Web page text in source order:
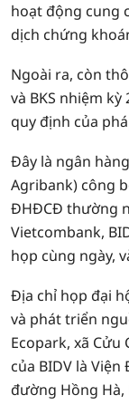
hoạt động cung
dịch chứng
Ngoài ra, còn
và BKS nhiệm
quy định của
Đây là ngân
Agribank) công
ĐHĐCĐ thường
Vietcombank,
họp cùng ngày,
Địa chỉ họp đại
và phát triển
Ecopark, xã Cửu
của BIDV là
đường Hồng Hà,